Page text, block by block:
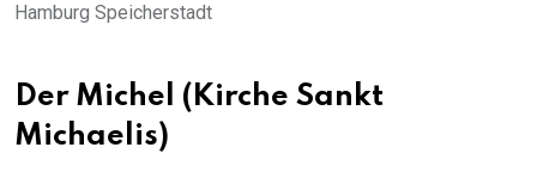
Hamburg Speicherstadt
Der Michel (Kirche Sankt
Michaelis)